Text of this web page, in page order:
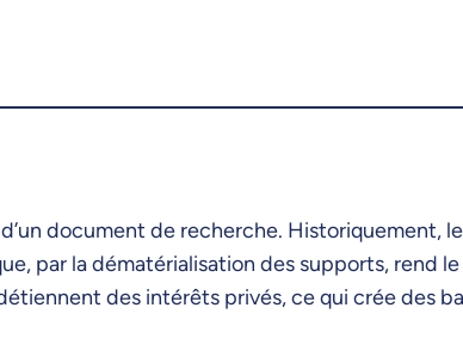
document de recherche. Historiquement,
par la dématérialisation des supports, rend
des intérêts privés, ce qui crée des